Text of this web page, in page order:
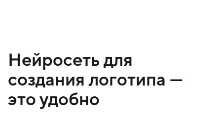
Нейросеть для
создания логотипа —
это удобно